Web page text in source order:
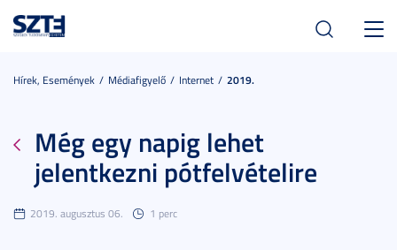
Hírek, Események Médiafigyelő Internet 2019.
Még egy napig lehet
jelentkezni pótfelvételire
2019. augusztus 06. 1 perc